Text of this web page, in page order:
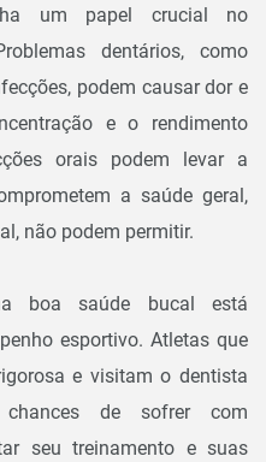
um papel crucial no
dentários, como
podem causar dor e
e o rendimento
orais podem levar a
a saúde geral,
não podem permitir.
boa saúde bucal está
esportivo. Atletas que
e visitam o dentista
chances de sofrer com
seu treinamento e suas